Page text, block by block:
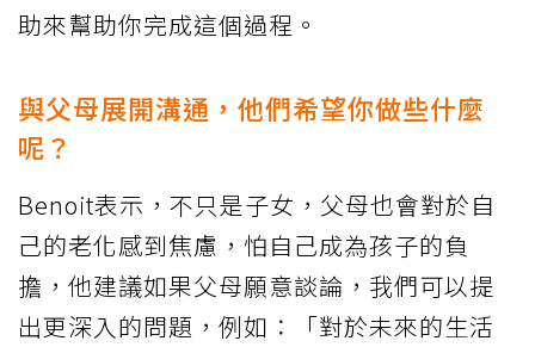
助來幫助你完成這個過程。
與父母展開溝通，他們希望你做些什麼
呢？
Benoit表示，不只是子女，父母也會對於自
己的老化感到焦慮，怕自己成為孩子的負
擔，他建議如果父母願意談論，我們可以提
出更深入的問題，例如：「對於未來的生活